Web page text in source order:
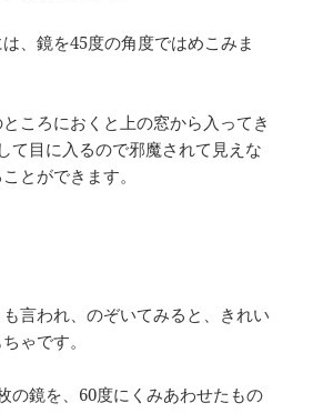
、鏡を45度の角度ではめこみま
ころにおくと上の窓から入ってき
て目に入るので邪魔されて見えな
とができます。
言われ、のぞいてみると、きれい
ゃです。
の鏡を、60度にくみあわせたもの